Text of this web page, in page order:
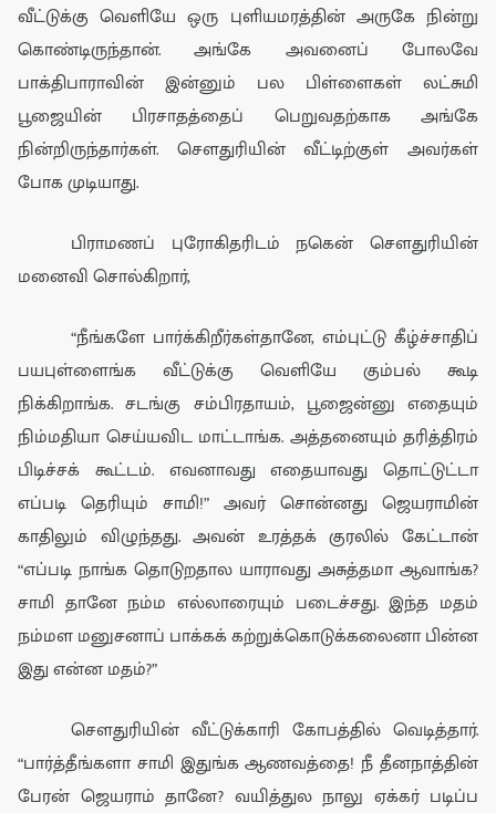
வீட்டுக்கு வெளியே ஒரு புளியமரத்தின் அருகே நின்று
கொண்டிருந்தான்.அங்கே அவனைப் போலவே
பாக்திபாராவின் இன்னும் பல பிள்ளைகள் லட்சுமி
பூஜையின் பிரசாதத்தைப் பெறுவதற்காகஅங்கே
நின்றிருந்தார்கள். சௌதுரியின்வீட்டிற்குள் அவர்கள்
போக முடியாது.
பிராமணப் புரோகிதரிடம் நகென் சௌதுரியின்
மனைவிசொல்கிறார்,
“நீங்களே பார்க்கிறீர்கள்தானே, எம்புட்டு கீழ்ச்சாதிப்
பயபுள்ளைங்க வீட்டுக்கு வெளியே கும்பல் கூடி
நிக்கிறாங்க. சடங்கு சம்பிரதாயம், பூஜைன்னு எதையும்
நிம்மதியா செய்யவிட மாட்டாங்க. அத்தனையும் தரித்திரம்
பிடிச்சக் கூட்டம். எவனாவது எதையாவது தொட்டுட்டா
எப்படி தெரியும் சாமி!” அவர் சொன்னது ஜெயராமின்
காதிலும் விழுந்தது. அவன் உரத்தக்குரலில்கேட்டான்
“எப்படி நாங்க தொடுறதால யாராவது அசுத்தமா ஆவாங்க?
சாமி தானே நம்ம எல்லாரையும் படைச்சது.இந்த மதம்
நம்மள மனுசனாப் பாக்கக் கற்றுக்கொடுக்கலைனா பின்ன
இது என்ன மதம்?”
சௌதுரியின் வீட்டுக்காரி கோபத்தில் வெடித்தார்.
“பார்த்தீங்களா சாமி இதுங்கஆணவத்தை! நீதீனநாத்தின்
பேரன் ஜெயராம் தானே? வயித்துல நாலு ஏக்கர் படிப்ப